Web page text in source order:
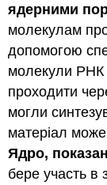
ядерними
молекулам
допомогою
молекули РНК
проходити
могли
матеріал
Ядро,
бере участь в